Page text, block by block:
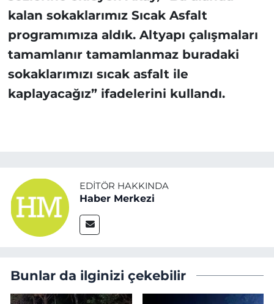
kalan sokaklarımız Sıcak Asfalt
programımıza aldık. Altyapı çalışmaları
tamamlanır tamamlanmaz buradaki
sokaklarımızı sıcak asfalt ile
kaplayacağız” ifadelerini kullandı.
EDITÖR HAKKINDA
Haber Merkezi
Bunlar da ilginizi çekebilir